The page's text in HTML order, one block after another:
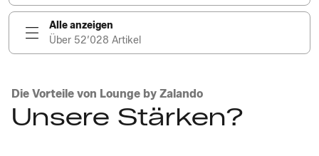
Alle anzeigen
Über 52’028 Artikel
Die Vorteile von Lounge by Zalando
Unsere Stärken?